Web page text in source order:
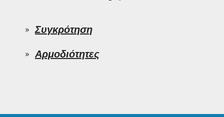
Συγκρότηση
Αρμοδιότητες